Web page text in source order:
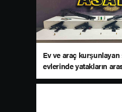
Ev ve araç kurşunlayan
evlerinde yatakların